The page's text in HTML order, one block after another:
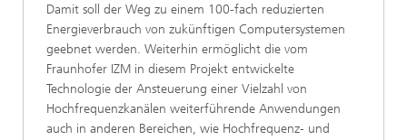
Damit soll der Weg zu einem 100-fach reduzierten
Energieverbrauch von zukünftigen Computersystemen
geebnet werden. Weiterhin ermöglicht die vom
Fraunhofer IZM in diesem Projekt entwickelte
Technologie der Ansteuerung einer Vielzahl von
Hochfrequenzkanälen weiterführende Anwendungen
auch in anderen Bereichen, wie Hochfrequenz- und